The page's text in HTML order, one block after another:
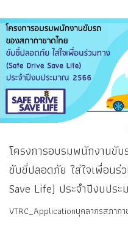
โครงการอบรมพนักงานขับ
ขับขี่ปลอดภัย ใส่ใจเพื่อนร่
Save Life) ประจำปีงบปร
VTRC_Applicationบุคลากรสภากา